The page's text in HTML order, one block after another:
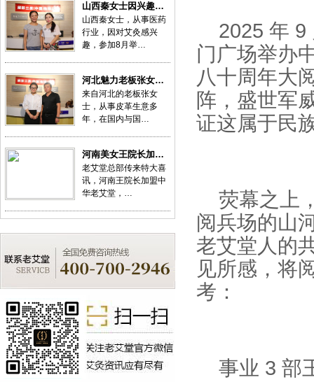
山西秦女士因兴趣…
山西秦女士，从事医药
行业，因对艾灸感兴
趣，参加8月举…
河北魅力老板张女…
来自河北的老板张女
士，从事皮革生意多
年，在国内与国…
河南美女王院长加…
老艾堂总部传来特大喜
讯，河南王院长加盟中
华老艾堂，…
2025 年 9
门广场举办
八十周年大
阵，盛世军
证这属于民
荧幕之上
阅兵场的山
老艾堂人的
见所感，将
考：
事业 3 部